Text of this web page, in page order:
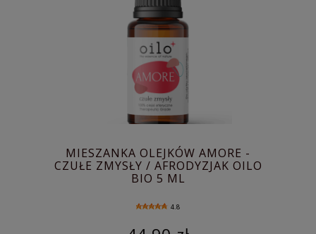
MIESZANKA OLEJKÓW AMORE -
CZUŁE ZMYSŁY / AFRODYZJAK OILO
BIO 5 ML
4.8